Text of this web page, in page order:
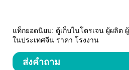
แท็กยอดนิยม: ตู้เก็บไนโตรเจน ผู้ผลิต
ในประเทศจีน ราคา โรงงาน
ส่งคำถาม